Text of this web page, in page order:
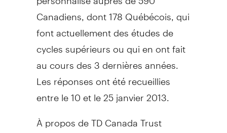
Canadiens, dont 178 Québécois, qui
font actuellement des études de
cycles supérieurs ou qui en ont fait
au cours des 3 dernières années.
Les réponses ont été recueillies
entre le 10 et le 25 janvier 2013.
À propos de TD Canada Trust